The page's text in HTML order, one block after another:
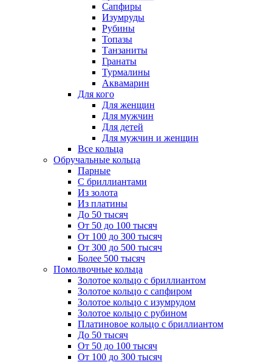
Сапфиры
Изумруды
Рубины
Топазы
Танзаниты
Гранаты
Турмалины
Аквамарин
Для кого
Для женщин
Для мужчин
Для детей
Для мужчин и женщин
Все кольца
Обручальные кольца
Парные
С бриллиантами
Из золота
Из платины
До 50 тысяч
От 50 до 100 тысяч
От 100 до 300 тысяч
От 300 до 500 тысяч
Более 500 тысяч
Помолвочные кольца
Золотое кольцо с бриллиантом
Золотое кольцо с сапфиром
Золотое кольцо с изумрудом
Золотое кольцо с рубином
Платиновое кольцо с бриллиантом
До 50 тысяч
От 50 до 100 тысяч
От 100 до 300 тысяч